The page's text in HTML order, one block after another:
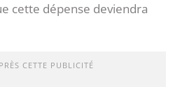
cette dépense deviendra
CETTE PUBLICITÉ